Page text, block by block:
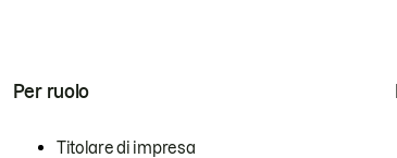
Per ruolo
Titolare di impresa